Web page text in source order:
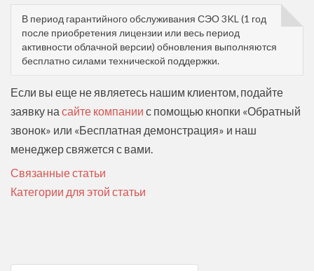
В период гарантийного обслуживания СЭО 3KL (1 год
после приобретения лицензии или весь период
активности облачной версии) обновления выполняются
бесплатно силами технической поддержки.
Если вы еще не являетесь нашим клиентом, подайте
заявку на сайте компании с помощью кнопки «Обратный
звонок» или «Бесплатная демонстрация» и наш
менеджер свяжется с вами.
Связанные статьи
Категории для этой статьи